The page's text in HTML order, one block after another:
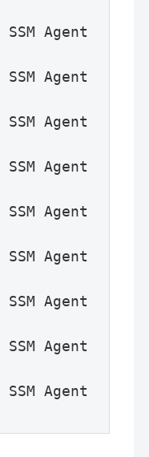
。
Agent
。
Agent
。
Agent
。
Agent
。
Agent
。
Agent
した。
Agent
した。
Agent
した。
Agent